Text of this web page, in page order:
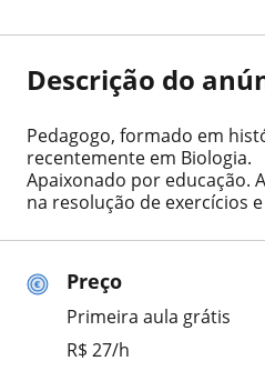
Preço
Primeira aula grátis
R$ 27/h
Descrição do
Pedagogo, formado em
recentemente em Biologia.
Apaixonado por educação.
na resolução de exercícios